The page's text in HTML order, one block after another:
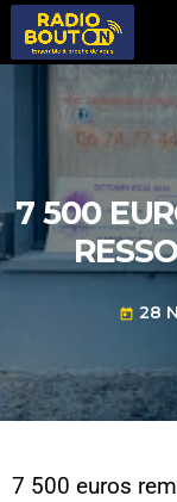
7 500
today 28
7 500 euros